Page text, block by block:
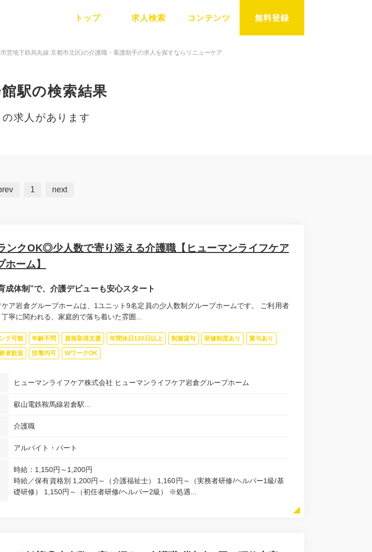
トップ 求人検索 コンテンツ 無料登録
営地下鉄烏丸線 京都市北区)の介護職・看護助手の求人を探すならリニューケア
駅の検索結果
の求人があります
1 next
ンクOK◎少人数で寄り添える介護職【ヒューマンライフケア
ーム】
成体制”で、介護デビューも安心スタート
ケア岩倉グループホームは、1ユニット9名定員の少人数制グループホームです。 ご利用者
寧に関われる、家庭的で落ち着いた雰囲...
ク可能 年齢不問 資格取得支援 年間休日120日以上 制服貸与 研修制度あり 賞与あり
者歓迎 扶養内可 WワークOK
ヒューマンライフケア株式会社 ヒューマンライフケア岩倉グループホーム
叡山電鉄鞍馬線岩倉駅...
介護職
アルバイト・パート
時給：1,150円～1,200円
時給／保有資格別 1,200円～（介護福祉士） 1,160円～（実務者研修/ヘルパー1級/基
礎研修） 1,150円～（初任者研修/ヘルパー2級） ※処遇...